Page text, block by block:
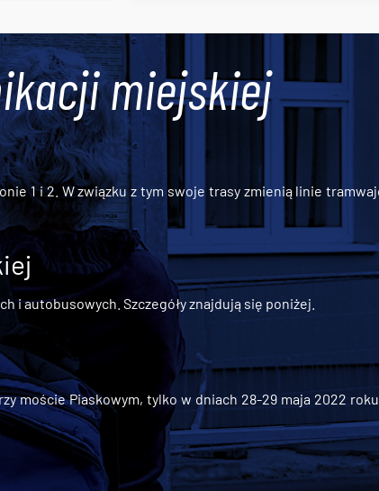
miejskiej
1 i 2. W związku z tym swoje trasy zmienią linie
i autobusowych. Szczegóły znajdują się poniżej.
moście Piaskowym, tylko w dniach 28-29 maja 2022